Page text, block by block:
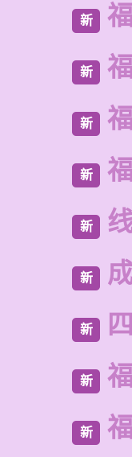
新
新
新
新
新
新
新
新
新